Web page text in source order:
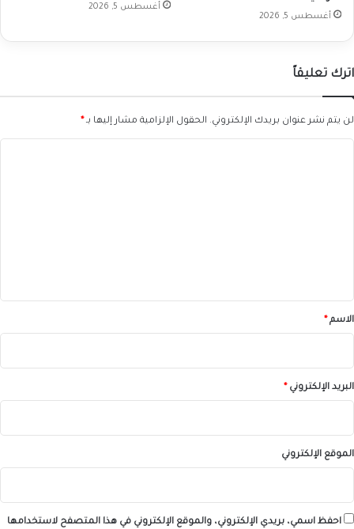
أغسطس 5, 2026
أغسطس 5, 2026
اترك تعليقاً
لن يتم نشر عنوان بريدك الإلكتروني. الحقول الإلزامية مشار إليها بـ *
*الاسم *
البريد الإلكتروني *
الموقع الإلكتروني
احفظ اسمي، بريدي الإلكتروني، والموقع الإلكتروني في هذا المتصفح لاستخدامها